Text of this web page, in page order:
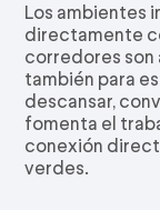
Los ambientes
directamente
corredores son
también para
descansar,
fomenta el
conexión
verdes.